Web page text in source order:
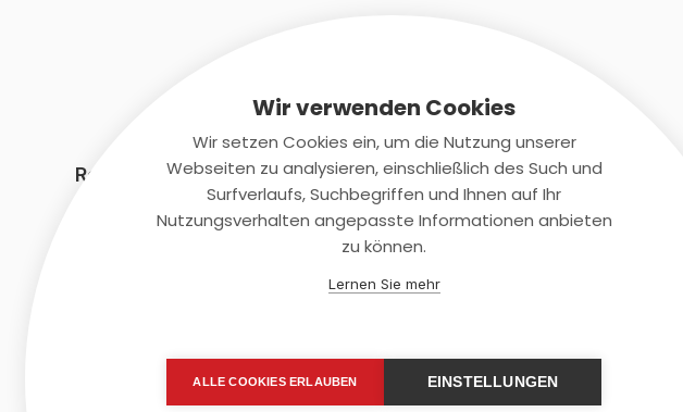
Rechtliches Kontaktiere uns
+(49)2131/708-4280
Wir verwenden Cookies
Wir setzen Cookies ein, um die Nutzung unserer
Webseiten zu analysieren, einschließlich des Such und
Surfverlaufs, Suchbegriffen und Ihnen auf Ihr
Nutzungsverhalten angepasste Informationen anbieten
zu können.
Lernen Sie mehr
ALLE COOKIES ERLAUBEN EINSTELLUNGEN